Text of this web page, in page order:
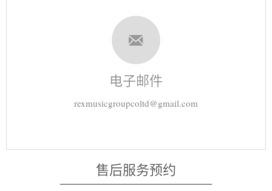
电子邮件
rexmusicgroupcoltd@gmail.com
售后服务预约